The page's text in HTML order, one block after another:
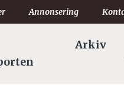
Annonsering
Arkiv